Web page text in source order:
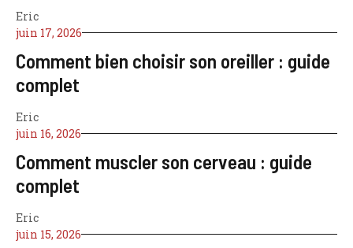
Eric
juin 17, 2026
Comment bien choisir son oreiller : guide
complet
Eric
juin 16, 2026
Comment muscler son cerveau : guide
complet
Eric
juin 15, 2026